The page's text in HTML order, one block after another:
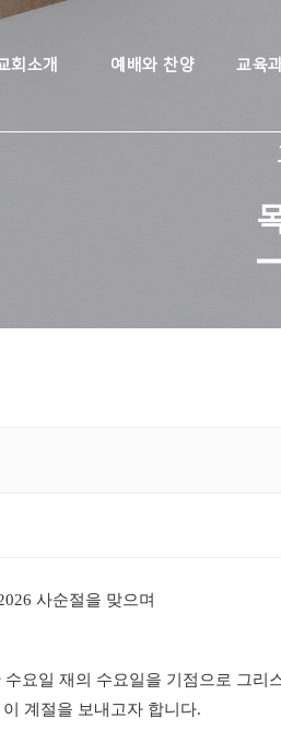
회소개 예배와 찬양 교육
사순절을 맞으며
수요일 재의 수요일을 기점으로 그리
계절을 보내고자 합니다.